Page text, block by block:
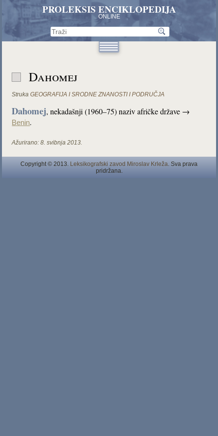
PROLEKSIS ENCIKLOPEDIJA
ONLINE
Dahomej
Struka GEOGRAFIJA I SRODNE ZNANOSTI I PODRUČJA
Dahomej, nekadašnji (1960–75) naziv afričke države →
Benin.
Ažurirano: 8. svibnja 2013.
Copyright © 2013. Leksikografski zavod Miroslav Krleža. Sva prava
pridržana.